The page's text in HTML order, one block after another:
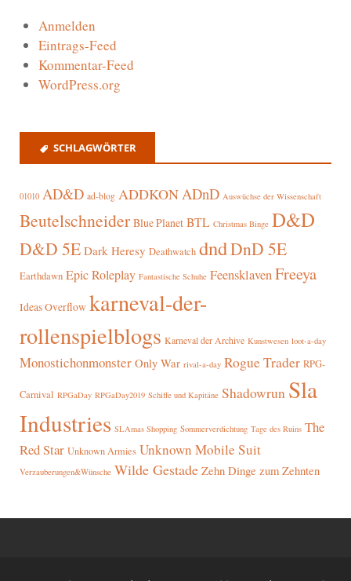
Anmelden
Eintrags-Feed
Kommentar-Feed
WordPress.org
SCHLAGWÖRTER
01010 AD&D ad-blog ADDKONADnD Auswüchse der Wissenschaft
Beutelschneider Blue Planet BTL Christmas Binge D&D
D&D 5E Dark Heresy Deathwatch dndDnD 5E
Earthdawn Epic Roleplay Fantastische Schuhe FeensklavenFreeya
Ideas Overflow karneval-der-
rollenspielblogs Karneval der Archive Kunstwesen loot-a-day
Monostichonmonster Only War rival-a-day Rogue Trader RPG-
Carnival RPGaDay RPGaDay2019 Schiffe und Kapitäne Shadowrun Sla
Industries SLAmas Shopping Sommerverdichtung Tage des Ruins The
Red Star Unknown Armies Unknown Mobile Suit
Verzauberungen&Wünsche Wilde Gestade Zehn Dinge zum Zehnten